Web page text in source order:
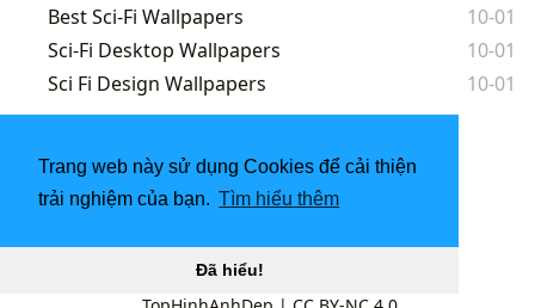
Trang web này sử dụng Cookies để cải thiện
trải nghiệm của bạn. Tìm hiểu thêm
Đã hiểu!
Best Sci-Fi Wallpapers
10-01
Sci-Fi Desktop Wallpapers
10-01
Sci Fi Design Wallpapers
10-01